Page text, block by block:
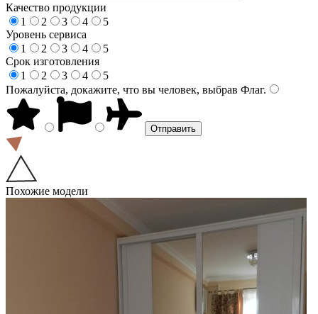
Качество продукции
1
2 3 4
5
Уровень сервиса
1
2 3 4
5
Срок изготовления
1
2 3 4
5
Пожалуйста, докажите, что вы человек, выбрав Флаг.
Похожие модели